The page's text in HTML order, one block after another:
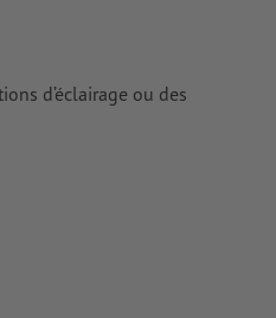
d’éclairage ou des